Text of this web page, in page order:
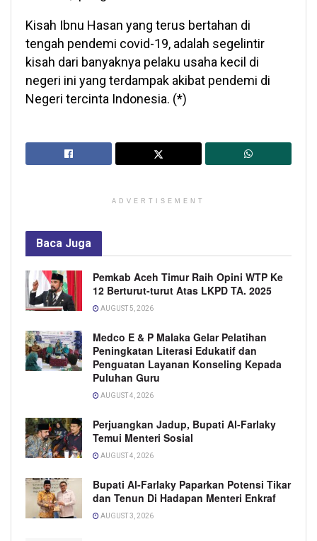
Kisah Ibnu Hasan yang terus bertahan di
tengah pendemi covid-19, adalah segelintir
kisah dari banyaknya pelaku usaha kecil di
negeri ini yang terdampak akibat pendemi di
Negeri tercinta Indonesia. (*)
ADVERTISEMENT
Baca Juga
Pemkab Aceh Timur Raih Opini WTP Ke
12 Berturut-turut Atas LKPD TA. 2025
AUGUST 5, 2026
Medco E & P Malaka Gelar Pelatihan
Peningkatan Literasi Edukatif dan
Penguatan Layanan Konseling Kepada
Puluhan Guru
AUGUST 4, 2026
Perjuangkan Jadup, Bupati Al-Farlaky
Temui Menteri Sosial
AUGUST 4, 2026
Bupati Al-Farlaky Paparkan Potensi Tikar
dan Tenun Di Hadapan Menteri Enkraf
AUGUST 3, 2026